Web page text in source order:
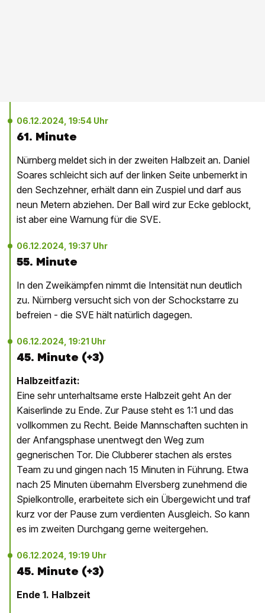
06.12.2024, 19:54 Uhr
61. Minute
Nürnberg meldet sich in der zweiten Halbzeit an. Daniel
Soares schleicht sich auf der linken Seite unbemerkt in
den Sechzehner, erhält dann ein Zuspiel und darf aus
neun Metern abziehen. Der Ball wird zur Ecke geblockt,
ist aber eine Warnung für die SVE.
06.12.2024, 19:37 Uhr
55. Minute
In den Zweikämpfen nimmt die Intensität nun deutlich
zu. Nürnberg versucht sich von der Schockstarre zu
befreien - die SVE hält natürlich dagegen.
06.12.2024, 19:21 Uhr
45. Minute (+3)
Halbzeitfazit:
Eine sehr unterhaltsame erste Halbzeit geht An der
Kaiserlinde zu Ende. Zur Pause steht es 1:1 und das
vollkommen zu Recht. Beide Mannschaften suchten in
der Anfangsphase unentwegt den Weg zum
gegnerischen Tor. Die Clubberer stachen als erstes
Team zu und gingen nach 15 Minuten in Führung. Etwa
nach 25 Minuten übernahm Elversberg zunehmend die
Spielkontrolle, erarbeitete sich ein Übergewicht und traf
kurz vor der Pause zum verdienten Ausgleich. So kann
es im zweiten Durchgang gerne weitergehen.
06.12.2024, 19:19 Uhr
45. Minute (+3)
Ende 1. Halbzeit